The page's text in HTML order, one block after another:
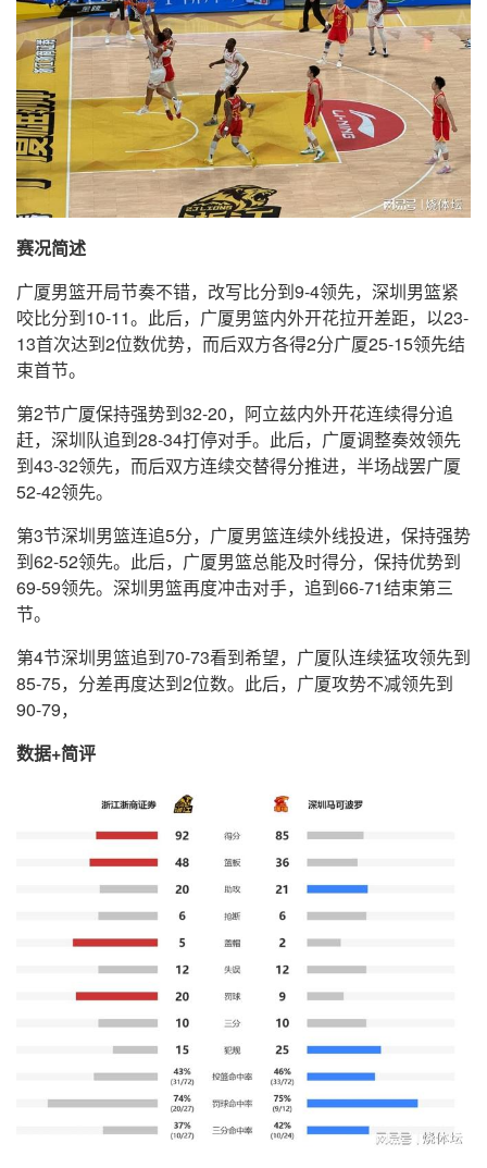
赛况简述
广厦男篮开局节奏不错，改写比分到9-4领先，深圳男篮紧
咬比分到10-11。此后，广厦男篮内外开花拉开差距，以23-
13首次达到2位数优势，而后双方各得2分广厦25-15领先结
束首节。
第2节广厦保持强势到32-20，阿立兹内外开花连续得分追
赶，深圳队追到28-34打停对手。此后，广厦调整奏效领先
到43-32领先，而后双方连续交替得分推进，半场战罢广厦
52-42领先。
第3节深圳男篮连追5分，广厦男篮连续外线投进，保持强势
到62-52领先。此后，广厦男篮总能及时得分，保持优势到
69-59领先。深圳男篮再度冲击对手，追到66-71结束第三
节。
第4节深圳男篮追到70-73看到希望，广厦队连续猛攻领先到
85-75，分差再度达到2位数。此后，广厦攻势不减领先到
90-79，
数据+简评